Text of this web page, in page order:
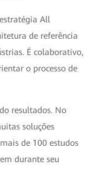
All
de referência
É colaborativo,
o processo de
resultados. No
soluções
de 100 estudos
durante seu